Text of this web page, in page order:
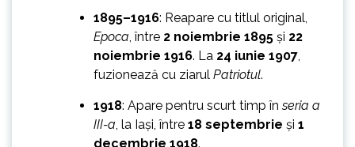
1895–1916: Reapare cu titlul original,
Epoca , între 2 noiembrie 1895 și 22
noiembrie 1916. La 24 iunie 1907
fuzionează cu ziarul Patriotul.
1918: Apare pentru scurt timp înseria a
III-a , la Iași, între 18 septembrie și 1
decembrie 1918.